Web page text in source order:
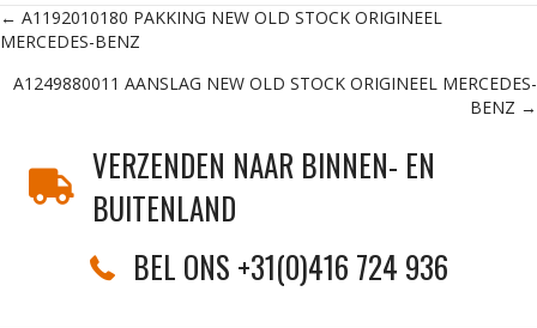
Posts
navigation
← A1192010180 PAKKING NEW OLD STOCK ORIGINEEL
MERCEDES-BENZ
A1249880011 AANSLAG NEW OLD STOCK ORIGINEEL MERCEDES-
BENZ →
VERZENDEN NAAR BINNEN- EN
BUITENLAND
BEL ONS +31(0)416 724 936